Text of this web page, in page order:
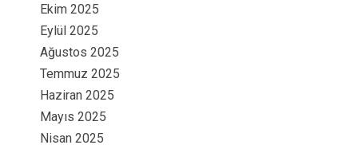
Ekim 2025
Eylül 2025
Ağustos 2025
Temmuz 2025
Haziran 2025
Mayıs 2025
Nisan 2025